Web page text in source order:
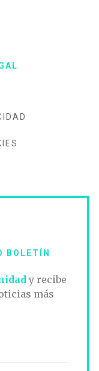
BOLETÍN
y recibe
más